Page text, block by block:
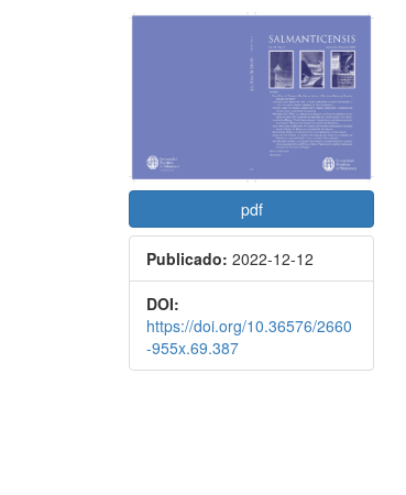
Barra
pdf
Publicado: 2022-12-12
DOI:
https://doi.org/10.36576/2660
-955x.69.387